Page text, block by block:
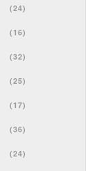
(24)
(16)
(32)
(25)
(17)
(36)
(24)